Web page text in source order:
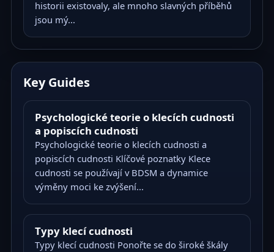
historii existovaly, ale mnoho slavných příběhů
jsou mý...
Key Guides
Psychologické teorie o klecích cudnosti
a popiscích cudnosti
Psychologické teorie o klecích cudnosti a
popiscích cudnosti Klíčové poznatky Klece
cudnosti se používají v BDSM a dynamice
výměny moci ke zvýšení...
Typy klecí cudnosti
Typy klecí cudnosti Ponořte se do široké škály